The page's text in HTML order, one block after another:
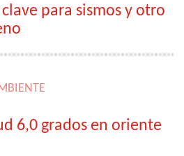
para sismos y otro
6,0 grados en oriente